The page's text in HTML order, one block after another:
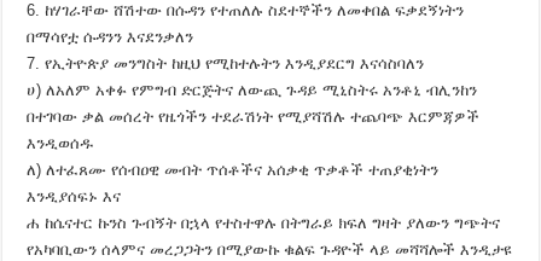
6. ከሃገራቸው ሸሽተው በሱዳን የተጠለሉ ስደተኞችን ለመቀበል ፍቃደኝነትን
በማሳየቷ ሱዳንን እናደንቃለን
7. የኢትዮጵያ መንግስት ከዚህ የሚከተሉትን እንዲያደርግ እናሳስባለን
ሀ) ለአለም አቀፉ የምግብ ድርጅትና ለውጪ ጉዳይ ሚኒስትሩ አንቶኒ ብሊንከን
በተገባው ቃል መሰረት የዜጎችን ተደራሽነት የሚያሻሽሉ ተጨባጭ እርምጃዎች
እንዲወሰዱ
ለ) ለተፈጸሙ የሰብዐዊ መብት ጥሰቶችና አሰቃቂ ጥቃቶች ተጠያቂነትን
እንዲያሰፍኑ እና
ሐ ከሴናተር ኩንስ ጉብኝት በኋላ የተስተዋሉ በትግራይ ክፍለ ግዛት ያለውን ግጭትና
የአካባቢውን ሰላምና መረጋጋትን በሚያውኩ ቁልፍ ጉዳዮች ላይ መሻሻሎች እንዲታዩ